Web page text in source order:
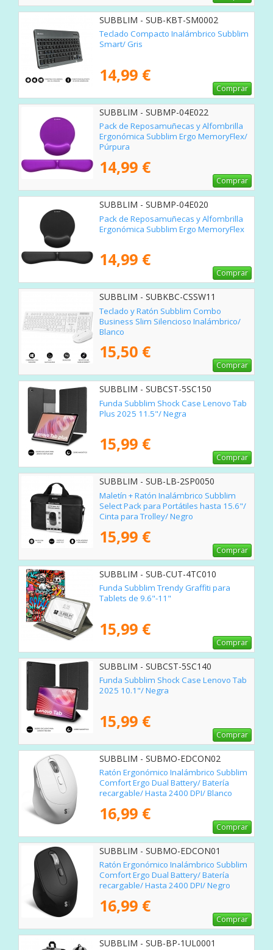
SUBBLIM - SUB-KBT-SM0002
Teclado Compacto Inalámbrico Subblim
Smart/ Gris
14,99 €
Comprar
SUBBLIM - SUBMP-04E022
Pack de Reposamuñecas y Alfombrilla
Ergonómica Subblim Ergo MemoryFlex/
Púrpura
14,99 €
Comprar
SUBBLIM - SUBMP-04E020
Pack de Reposamuñecas y Alfombrilla
Ergonómica Subblim Ergo MemoryFlex
14,99 €
Comprar
SUBBLIM - SUBKBC-CSSW11
Teclado y Ratón Subblim Combo
Business Slim Silencioso Inalámbrico/
Blanco
15,50 €
Comprar
SUBBLIM - SUBCST-5SC150
Funda Subblim Shock Case Lenovo Tab
Plus 2025 11.5"/ Negra
15,99 €
Comprar
SUBBLIM - SUB-LB-2SP0050
Maletín + Ratón Inalámbrico Subblim
Select Pack para Portátiles hasta 15.6"/
Cinta para Trolley/ Negro
15,99 €
Comprar
SUBBLIM - SUB-CUT-4TC010
Funda Subblim Trendy Graffiti para
Tablets de 9.6"-11"
15,99 €
Comprar
SUBBLIM - SUBCST-5SC140
Funda Subblim Shock Case Lenovo Tab
2025 10.1"/ Negra
15,99 €
Comprar
SUBBLIM - SUBMO-EDCON02
Ratón Ergonómico Inalámbrico Subblim
Comfort Ergo Dual Battery/ Batería
recargable/ Hasta 2400 DPI/ Blanco
16,99 €
Comprar
SUBBLIM - SUBMO-EDCON01
Ratón Ergonómico Inalámbrico Subblim
Comfort Ergo Dual Battery/ Batería
recargable/ Hasta 2400 DPI/ Negro
16,99 €
Comprar
SUBBLIM - SUB-BP-1UL0001